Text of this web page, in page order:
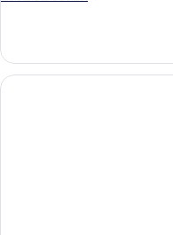
Chambre